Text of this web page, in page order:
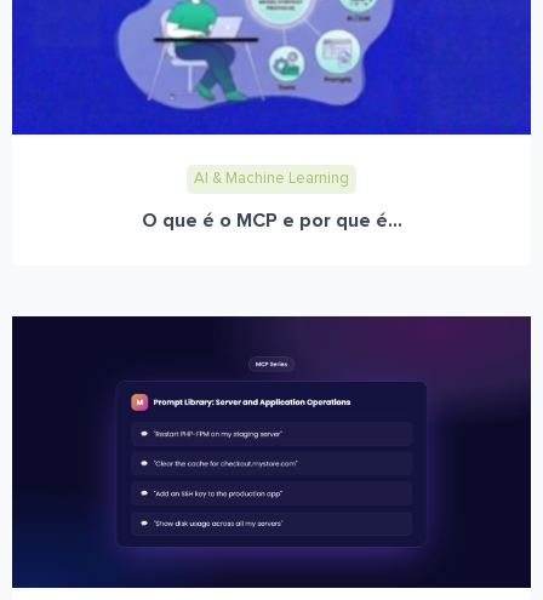
AI & Machine Learning
O que é o MCP e por que é...